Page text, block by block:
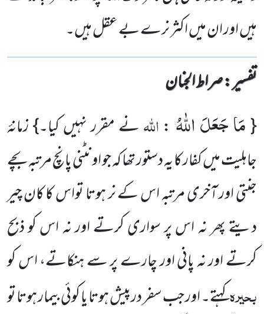
ہیں اور ان میں اکثر نرے بے عقل ہیں۔
تفسیر : ‎صراط الجنان
{مَا جَعَلَ اللّٰهُ : اللہنے مقرر نہیں کیا۔} زمانۂ
جاہلیت میں کفار کا یہ دستور تھا کہ جو اونٹنی پانچ مرتبہ بچے
جنتی اور آخری مرتبہ اس کے نر ہوتا تواس کا کان چیر
دیتے پھر نہ اس پر سواری کرتے اور نہ اس کو ذبح
کرتے اور نہ پانی اور چارے پر سے ہنکاتے، اس کو
بحیرہکہتے۔ اور جب سفر درپیش ہوتا یا کوئی بیمار ہوتا تو